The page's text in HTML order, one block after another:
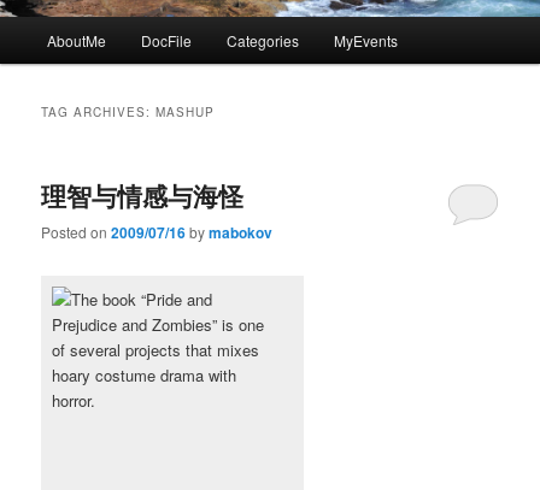
AboutMe DocFile Categories MyEvents
TAG ARCHIVES:MASHUP
理智与情感与海怪
Posted on2009/07/16bymabokov